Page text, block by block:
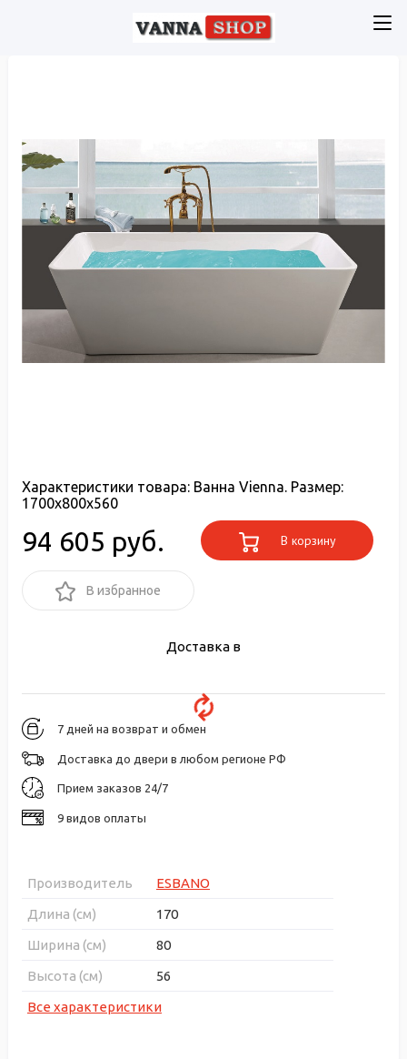
Характеристики товара: Ванна Vienna. Размер:
1700x800x560
94 605 руб. В корзину
В избранное
Доставка в
7 дней на возврат и обмен
Доставка до двери в любом регионе РФ
Прием заказов 24/7
9 видов оплаты
Производитель
ESBANO
Длина (см)
170
Ширина (см)
80
Высота (см)
56
Все характеристики